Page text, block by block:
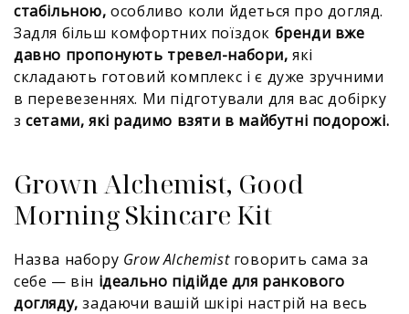
стабільною,особливо коли йдеться про догляд.
Задля більш комфортних поїздок бренди вже
давно пропонують тревел-набори,які
складають готовий комплекс і є дуже зручними
в перевезеннях. Ми підготували для вас добірку
зсетами, які радимо взяти в майбутні подорожі.
Grown Alchemist, Good
Morning Skincare Kit
Назва набору Grow Alchemistговорить сама за
себе — він ідеально підійде для ранкового
догляду,задаючи вашій шкірі настрій на весь